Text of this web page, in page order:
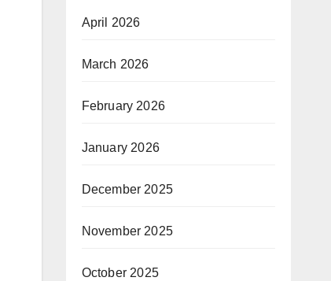
April 2026
March 2026
February 2026
January 2026
December 2025
November 2025
October 2025